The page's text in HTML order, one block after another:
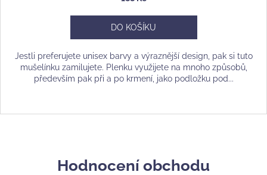
DO KOŠÍKU
Jestli preferujete unisex barvy a výraznější design, pak si tuto
mušelínku zamilujete. Plenku využijete na mnoho způsobů,
především pak při a po krmení, jako podložku pod...
Hodnocení obchodu